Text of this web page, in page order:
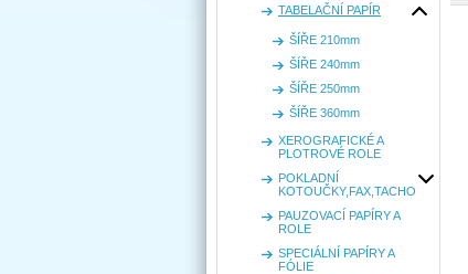
TABELAČNÍ PAPÍR
ŠÍŘE 210mm
ŠÍŘE 240mm
ŠÍŘE 250mm
ŠÍŘE 360mm
XEROGRAFICKÉ A
PLOTROVÉ ROLE
POKLADNÍ
KOTOUČKY,FAX,TACHO
PAUZOVACÍ PAPÍRY A
ROLE
SPECIÁLNÍ PAPÍRY A
FÓLIE